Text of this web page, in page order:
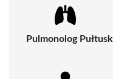
Pulmonolog Pułtusk